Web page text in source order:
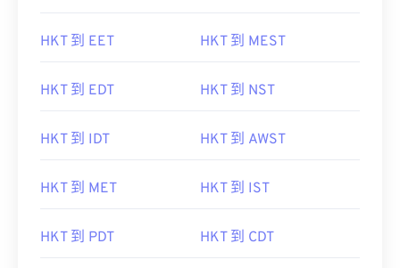
HKT 到 EET HKT 到 MEST
HKT 到 EDT HKT 到 NST
HKT 到 IDT HKT 到 AWST
HKT 到 MET HKT 到 IST
HKT 到 PDT HKT 到 CDT